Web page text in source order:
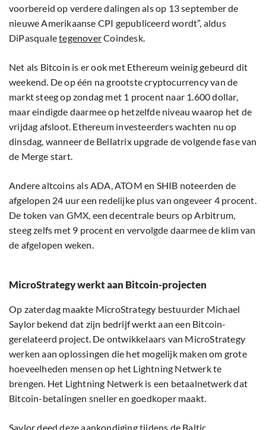
voorbereid op verdere dalingen als op 13 september de
nieuwe Amerikaanse CPI gepubliceerd wordt”, aldus
DiPasqualetegenoverCoindesk.
Net als Bitcoin is er ook met Ethereum weinig gebeurd dit
weekend. De op één na grootste cryptocurrency van de
markt steeg op zondag met 1 procent naar 1.600 dollar,
maar eindigde daarmee op hetzelfde niveau waarop het de
vrijdag afsloot. Ethereum investeerders wachten nu op
dinsdag, wanneer de Bellatrix upgrade de volgende fase van
de Merge start.
Andere altcoins als ADA, ATOM en SHIB noteerden de
afgelopen 24 uur een redelijke plus van ongeveer 4 procent.
De token van GMX, een decentrale beurs op Arbitrum,
steeg zelfs met 9 procent en vervolgde daarmee de klim van
de afgelopen weken.
MicroStrategy werkt aan Bitcoin-projecten
Op zaterdag maakte MicroStrategy bestuurder Michael
Saylor bekend dat zijn bedrijf werkt aan een Bitcoin-
gerelateerd project. De ontwikkelaars van MicroStrategy
werken aan oplossingen die het mogelijk maken om grote
hoeveelheden mensen op het Lightning Netwerk te
brengen. Het Lightning Netwerk is een betaalnetwerk dat
Bitcoin-betalingen sneller en goedkoper maakt.
Saylor deed dezeaankondigingtijdens de Baltic